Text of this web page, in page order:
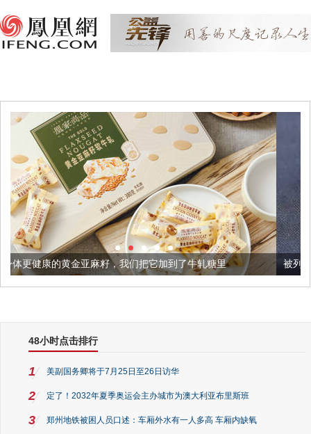
亚麻籽，我们把它加到了牛轧糖里 被列入佛家七宝的它到
48小时点击排行
1 美副国务卿将于7月25日至26日访华
2 定了！2032年夏季奥运会主办城市为澳大利亚布里斯班
3 郑州地铁被困人员口述：车厢外水有一人多高 车厢内缺氧